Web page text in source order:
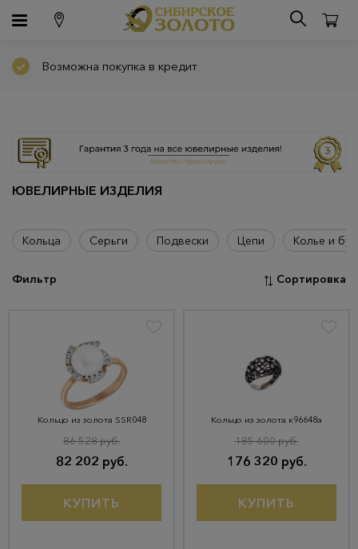
Возможна покупка в кредит
ЮВЕЛИРНЫЕ ИЗДЕЛИЯ
Кольца Серьги Подвески Цепи Колье и
Фильтр Сортировка
Кольцо из золота SSR048
82 202 руб.
86 528 руб.
КУПИТЬ
Кольцо из золота к96648а
176 320 руб.
185 600 руб.
КУПИТЬ